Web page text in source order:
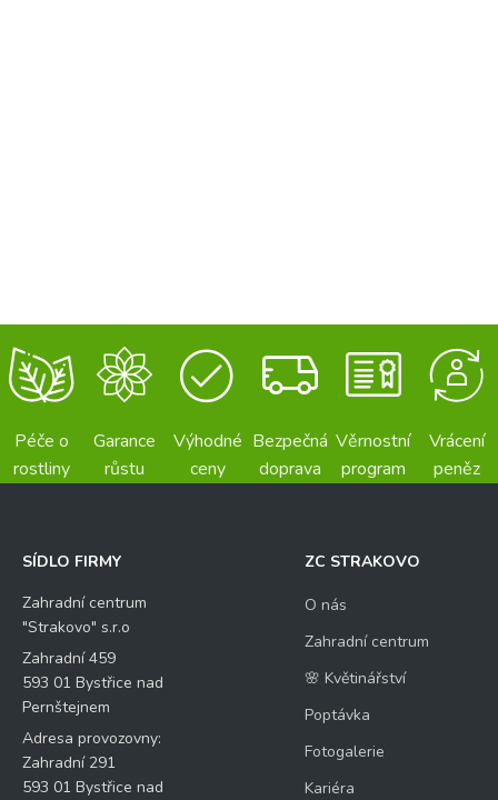
Péče o
rostliny
Garance
růstu
Výhodné
ceny
Bezpečná
doprava
Věrnostní
program
Vrácení
peněz
SÍDLO FIRMY
Zahradní centrum
"Strakovo" s.r.o
Zahradní 459
593 01 Bystřice nad
Pernštejnem
Adresa provozovny:
Zahradní 291
593 01 Bystřice nad
ZC STRAKOVO
O nás
Zahradní centrum
🌸 Květinářství
Poptávka
Fotogalerie
Kariéra